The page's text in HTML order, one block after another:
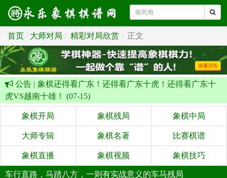
首页 大师对局 精彩对局欣赏 正文
公告 | 象棋还得看广东！还得看广东十虎！还得看广东十
虎VS越南十雄！ (07-15)
象棋开局 象棋残局 象棋中局
大师专辑 象棋名著 比赛棋谱
象棋直播 象棋视频 象棋技巧
车行直路，马踏八方，一则有实战意义的车马残局